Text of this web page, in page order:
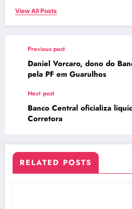
View All Posts
Previous post
Daniel Vorcaro, dono do
pela PF em Guarulhos
Next post
Banco Central oficializa
Corretora
RELATED POSTS